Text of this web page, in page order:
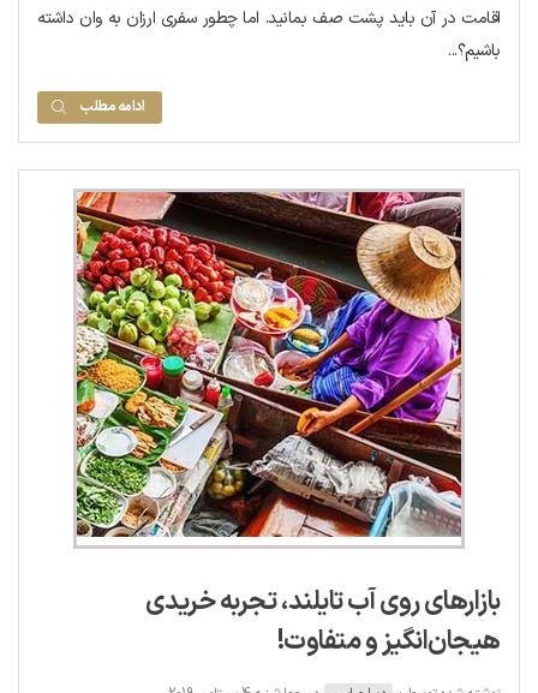
اقامت در آن باید پشت صف بمانید. اما چطور سفری ارزان به وان داشته
باشیم؟...
ادامه مطلب
بازارهای روی آب تایلند، تجربه خریدی
هیجان‌انگیز و متفاوت!